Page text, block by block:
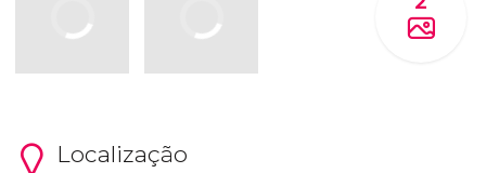
Localização